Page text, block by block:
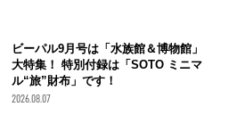
ビーパル9月号は「水族館＆博物館」
大特集！ 特別付録は「SOTO ミニマ
ル“旅”財布」です！
2026.08.07